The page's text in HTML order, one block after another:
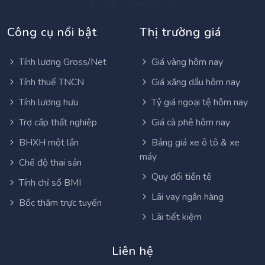
Công cụ nổi bật
Tính lương Gross/Net
Tính thuế TNCN
Tính lương hưu
Trợ cấp thất nghiệp
BHXH một lần
Chế độ thai sản
Tính chỉ số BMI
Bốc thăm trực tuyến
Thị trường giá
Giá vàng hôm nay
Giá xăng dầu hôm nay
Tỷ giá ngoại tệ hôm nay
Giá cà phê hôm nay
Bảng giá xe ô tô & xe
máy
Quy đổi tiền tệ
Lãi vay ngân hàng
Lãi tiết kiệm
Liên hệ